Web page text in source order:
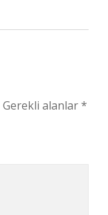
Gerekli alanlar*